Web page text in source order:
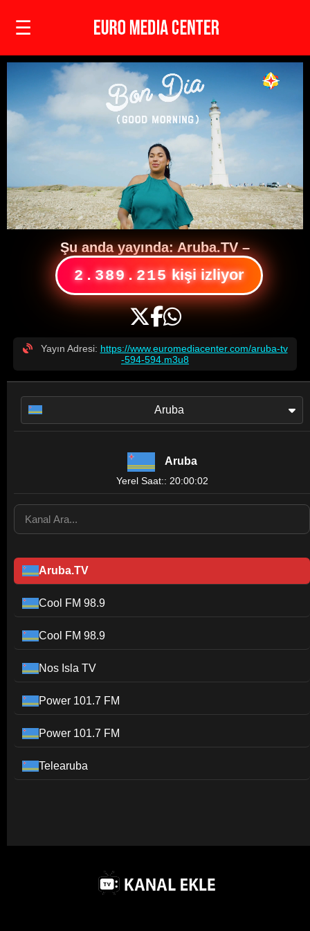
☰
Şu anda yayında:Aruba.TV–
2.389.215 kişi izliyor
Yayın Adresi: https://www.euromediacenter.com/aruba-tv
-594-594.m3u8
Aruba
Aruba
Yerel Saat:: 20:00:02
Aruba.TV
Cool FM 98.9
Cool FM 98.9
Nos Isla TV
Power 101.7 FM
Power 101.7 FM
Telearuba